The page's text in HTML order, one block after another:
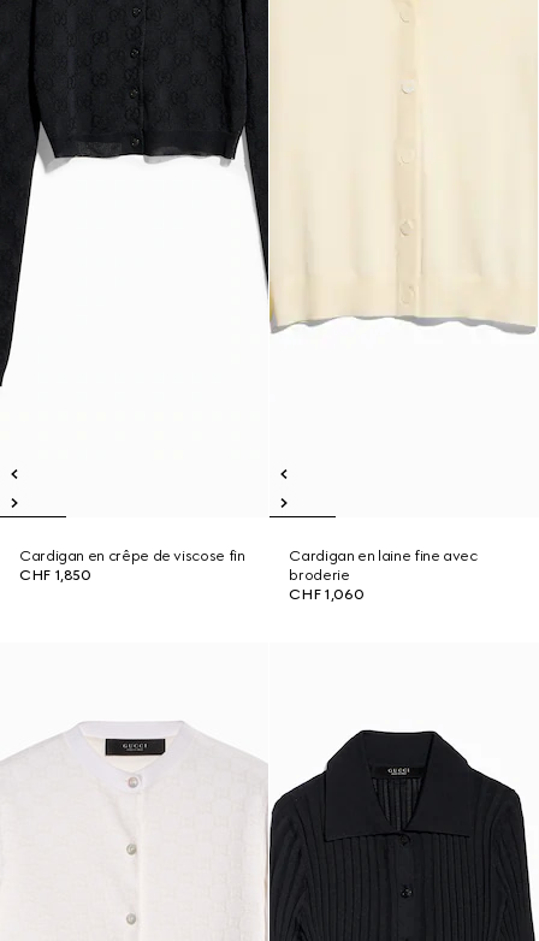
Cardigan en crêpe de viscose fin
CHF 1,850
Cardigan en laine fine avec
broderie
CHF 1,060